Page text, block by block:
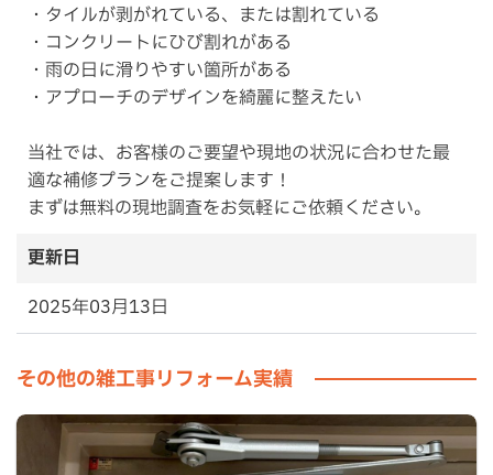
・タイルが剥がれている、または割れている
・コンクリートにひび割れがある
・雨の日に滑りやすい箇所がある
・アプローチのデザインを綺麗に整えたい
当社では、お客様のご要望や現地の状況に合わせた最
適な補修プランをご提案します！
まずは無料の現地調査をお気軽にご依頼ください。
更新日
2025年03月13日
その他の雑工事リフォーム実績